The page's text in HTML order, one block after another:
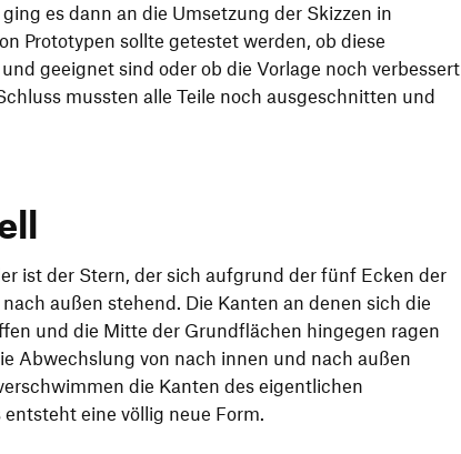
es dann an die Umsetzung der Skizzen in
Prototypen sollte getestet werden, ob diese
geeignet sind oder ob die Vorlage noch verbessert
mussten alle Teile noch ausgeschnitten und
ist der Stern, der sich aufgrund der fünf Ecken der
außen stehend. Die Kanten an denen sich die
und die Mitte der Grundflächen hingegen ragen
Abwechslung von nach innen und nach außen
die Kanten des eigentlichen
eine völlig neue Form.